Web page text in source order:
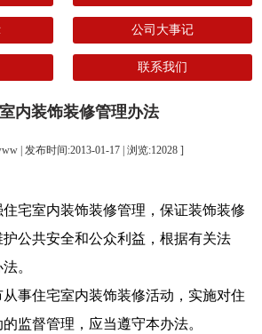
公司大事记
联系我们
内装饰装修管理办法
| 发布时间:2013-01-17 | 浏览:12028 ]
室内装饰装修管理，保证装饰装修
公共安全和公众利益，根据有关法
。
住宅室内装饰装修活动，实施对住
监督管理，应当遵守本办法。